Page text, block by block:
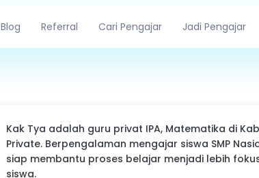
Blog Referral Cari Pengajar Jadi Pengajar
Kak Tya adalah guru privat IPA, Matematika di
Private. Berpengalaman mengajar siswa SMP
siap membantu proses belajar menjadi lebih
siswa.